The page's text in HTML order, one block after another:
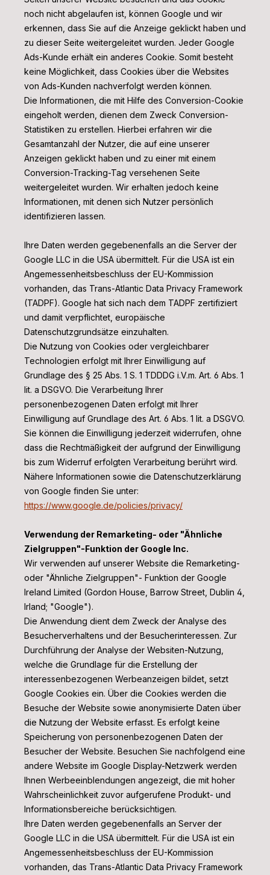
noch nicht abgelaufen ist, können Google und wir
erkennen, dass Sie auf die Anzeige geklickt haben und
zu dieser Seite weitergeleitet wurden. Jeder Google
Ads-Kunde erhält ein anderes Cookie. Somit besteht
keine Möglichkeit, dass Cookies über die Websites
von Ads-Kunden nachverfolgt werden können.
Die Informationen, die mit Hilfe des Conversion-Cookie
eingeholt werden, dienen dem Zweck Conversion-
Statistiken zu erstellen. Hierbei erfahren wir die
Gesamtanzahl der Nutzer, die auf eine unserer
Anzeigen geklickt haben und zu einer mit einem
Conversion-Tracking-Tag versehenen Seite
weitergeleitet wurden. Wir erhalten jedoch keine
Informationen, mit denen sich Nutzer persönlich
identifizieren lassen.
Ihre Daten werden gegebenenfalls an die Server der
Google LLC in die USA übermittelt. Für die USA ist ein
Angemessenheitsbeschluss der EU-Kommission
vorhanden, das Trans-Atlantic Data Privacy Framework
(TADPF). Google hat sich nach dem TADPF zertifiziert
und damit verpflichtet, europäische
Datenschutzgrundsätze einzuhalten.
Die Nutzung von Cookies oder vergleichbarer
Technologien erfolgt mit Ihrer Einwilligung auf
Grundlage des § 25 Abs. 1 S. 1 TDDDG i.V.m. Art. 6 Abs. 1
lit. a DSGVO. Die Verarbeitung Ihrer
personenbezogenen Daten erfolgt mit Ihrer
Einwilligung auf Grundlage des Art. 6 Abs. 1 lit. a DSGVO.
Sie können die Einwilligung jederzeit widerrufen, ohne
dass die Rechtmäßigkeit der aufgrund der Einwilligung
bis zum Widerruf erfolgten Verarbeitung berührt wird.
Nähere Informationen sowie die Datenschutzerklärung
von Google finden Sie unter:
https://www.google.de/policies/privacy/
Verwendung der Remarketing- oder "Ähnliche
Zielgruppen"-Funktion der Google Inc.
Wir verwenden auf unserer Website die Remarketing-
oder "Ähnliche Zielgruppen"- Funktion der Google
Ireland Limited (Gordon House, Barrow Street, Dublin 4,
Irland; "Google").
Die Anwendung dient dem Zweck der Analyse des
Besucherverhaltens und der Besucherinteressen. Zur
Durchführung der Analyse der Websiten-Nutzung,
welche die Grundlage für die Erstellung der
interessenbezogenen Werbeanzeigen bildet, setzt
Google Cookies ein. Über die Cookies werden die
Besuche der Website sowie anonymisierte Daten über
die Nutzung der Website erfasst. Es erfolgt keine
Speicherung von personenbezogenen Daten der
Besucher der Website. Besuchen Sie nachfolgend eine
andere Website im Google Display-Netzwerk werden
Ihnen Werbeeinblendungen angezeigt, die mit hoher
Wahrscheinlichkeit zuvor aufgerufene Produkt- und
Informationsbereiche berücksichtigen.
Ihre Daten werden gegebenenfalls an Server der
Google LLC in die USA übermittelt. Für die USA ist ein
Angemessenheitsbeschluss der EU-Kommission
vorhanden, das Trans-Atlantic Data Privacy Framework